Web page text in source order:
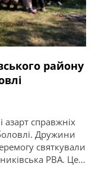
району
азарт справжніх
Дружини
святкували
РВА. Це